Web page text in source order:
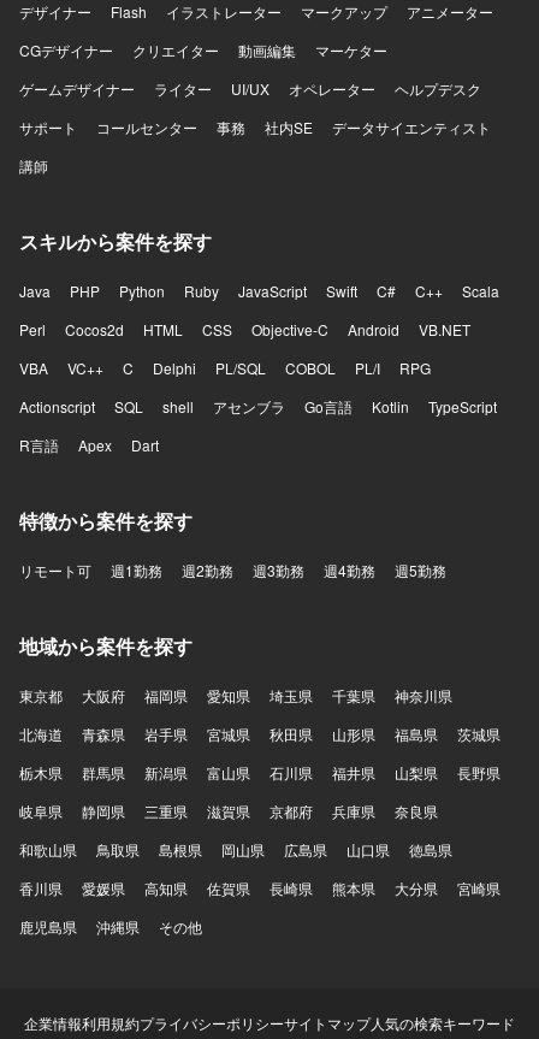
Github、GitHub ActionsやJenkins、Slackを活用し、
Datadog、Fluentd、BigQuery、Redashなどによるモニタ
リングやデータ分析の仕組みが整っております。
デザイナー
Flash イラストレーター マークアップ
アニメーター
CGデザイナー
クリエイター 動画編集
マーケター
ゲームデザイナー
ライター UI/UX オペレーター
ヘルプデスク
サポート
コールセンター 事務 社内SE
データサイエンティスト
講師
スキルから案件を探す
Java PHP Python Ruby JavaScript Swift C# C++
Scala
Perl
Cocos2d HTML CSS Objective-C Android
VB.NET
VBA
VC++ C Delphi PL/SQL COBOL PL/I
RPG
Actionscript
SQL shell アセンブラ Go言語 Kotlin
TypeScript
R言語
Apex Dart
特徴から案件を探す
リモート可 週1勤務 週2勤務 週3勤務 週4勤務 週5勤務
地域から案件を探す
東京都 大阪府 福岡県 愛知県 埼玉県 千葉県
神奈川県
北海道
青森県 岩手県 宮城県 秋田県 山形県 福島県
茨城県
栃木県
群馬県 新潟県 富山県 石川県 福井県 山梨県
長野県
岐阜県
静岡県 三重県 滋賀県 京都府 兵庫県
奈良県
和歌山県
鳥取県 島根県 岡山県 広島県 山口県
徳島県
香川県
愛媛県 高知県 佐賀県 長崎県 熊本県 大分県
宮崎県
鹿児島県
沖縄県 その他
企業情報利用規約プライバシーポリシーサイトマップ人気の検索キーワード